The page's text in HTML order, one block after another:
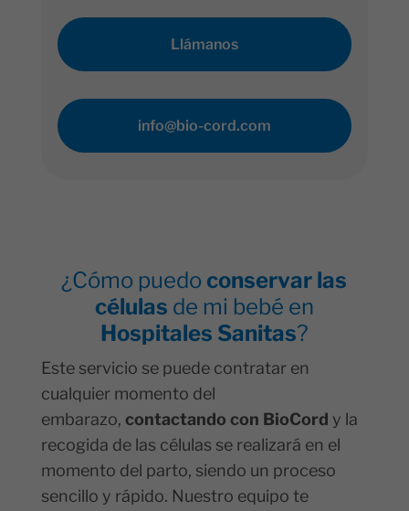
Llámanos
info@bio-cord.com
¿Cómo puedo conservar las
células de mi bebé en
Hospitales Sanitas?
Este servicio se puede contratar en
cualquier momento del
embarazo, contactando con BioCord y la
recogida de las células se realizará en el
momento del parto, siendo un proceso
sencillo y rápido. Nuestro equipo te